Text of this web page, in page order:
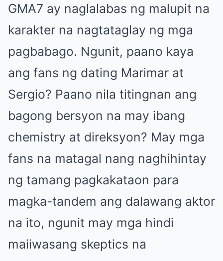
GMA7 ay naglalabas ng malupit na
karakter na nagtataglay ng mga
pagbabago. Ngunit, paano kaya
ang fans ng dating Marimar at
Sergio? Paano nila titingnan ang
bagong bersyon na may ibang
chemistry at direksyon? May mga
fans na matagal nang naghihintay
ng tamang pagkakataon para
magka-tandem ang dalawang aktor
na ito, ngunit may mga hindi
maiiwasang skeptics na